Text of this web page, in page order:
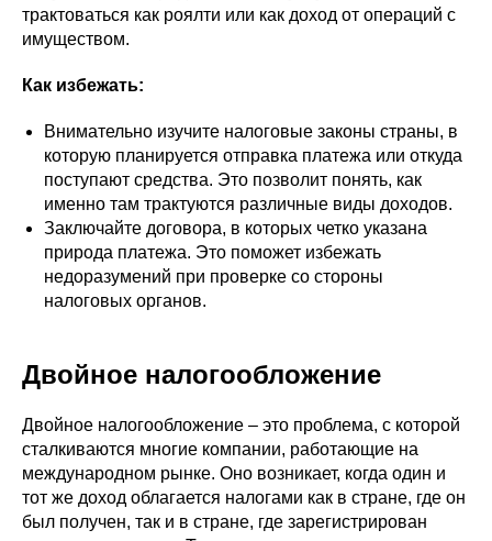
трактоваться как роялти или как доход от операций с
имуществом.
Как избежать:
Внимательно изучите налоговые законы страны, в
которую планируется отправка платежа или откуда
поступают средства. Это позволит понять, как
именно там трактуются различные виды доходов.
Заключайте договора, в которых четко указана
природа платежа. Это поможет избежать
недоразумений при проверке со стороны
налоговых органов.
Двойное налогообложение
Двойное налогообложение – это проблема, с которой
сталкиваются многие компании, работающие на
международном рынке. Оно возникает, когда один и
тот же доход облагается налогами как в стране, где он
был получен, так и в стране, где зарегистрирован